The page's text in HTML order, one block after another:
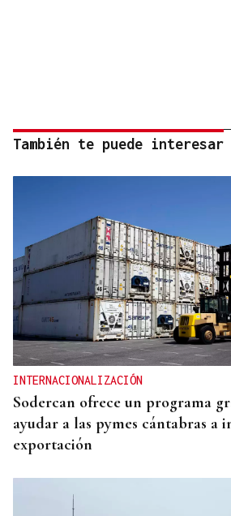
También te puede interesar
INTERNACIONALIZACIÓN
Sodercan ofrece un programa
ayudar a las pymes cántabras a
exportación